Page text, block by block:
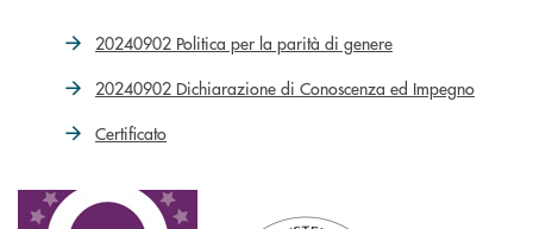
20240902 Politica per la parità di genere
20240902 Dichiarazione di Conoscenza ed Impegno
Certificato